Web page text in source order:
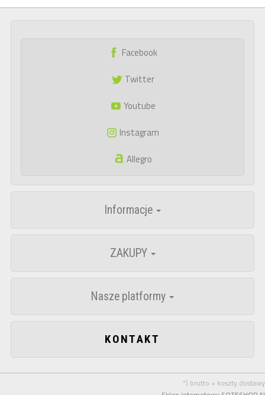
Facebook
Twitter
Youtube
Instagram
Allegro
Informacje
ZAKUPY
Nasze platformy
KONTAKT
*) brutto + koszty dostawy